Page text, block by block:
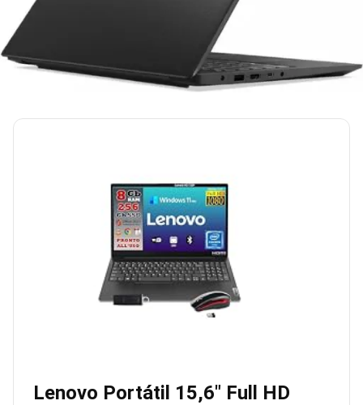
Lenovo Portátil 15,6″ Full HD